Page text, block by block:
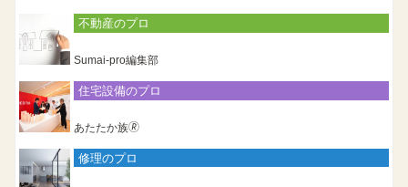
不動産のプロ
Sumai-pro編集部
住宅設備のプロ
あたたか族🄬
修理のプロ